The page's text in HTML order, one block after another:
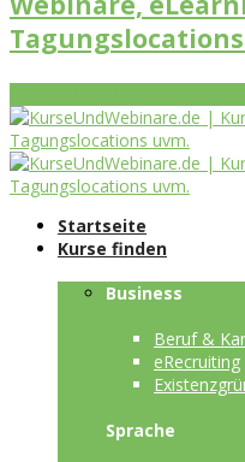
Startseite
Kurse finden
Business
Beruf &
eRecruiting
Sprache